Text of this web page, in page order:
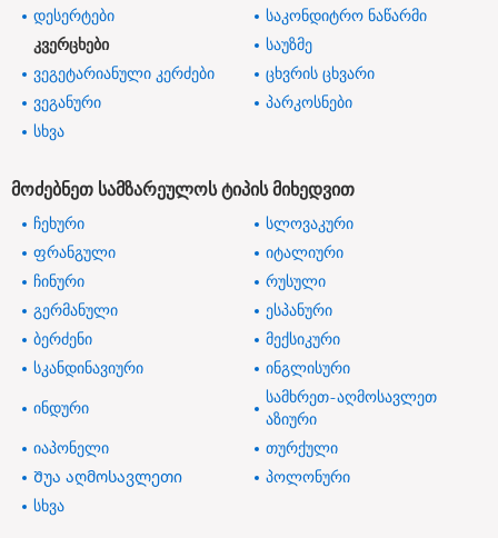
დესერტები
საკონდიტრო ნაწარმი
კვერცხები
საუზმე
ვეგეტარიანული კერძები
ცხვრის ცხვარი
ვეგანური
პარკოსნები
სხვა
მოძებნეთ სამზარეულოს ტიპის მიხედვით
ჩეხური
სლოვაკური
ფრანგული
იტალიური
ჩინური
რუსული
გერმანული
ესპანური
ბერძენი
მექსიკური
სკანდინავიური
ინგლისური
ინდური
სამხრეთ-აღმოსავლეთ
აზიური
იაპონელი
თურქული
Შუა აღმოსავლეთი
პოლონური
სხვა